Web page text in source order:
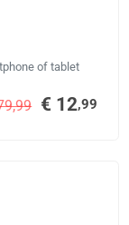
of tablet
€ 12,99